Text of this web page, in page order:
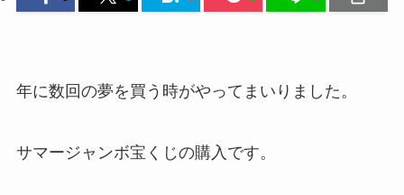
年に数回の夢を買う時がやってまいりました。
サマージャンボ宝くじの購入です。